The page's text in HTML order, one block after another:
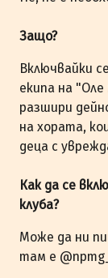
Защо?
Включвайки
екипа на
разшири
на хората,
деца с
Как да се
клуба?
Може да ни
там е